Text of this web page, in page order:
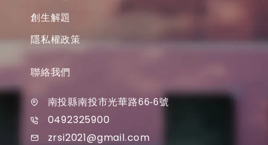
創生解題
隱私權政策
聯絡我們
南投縣南投市光華路66-6號
0492325900
zrsi2021@gmail.com